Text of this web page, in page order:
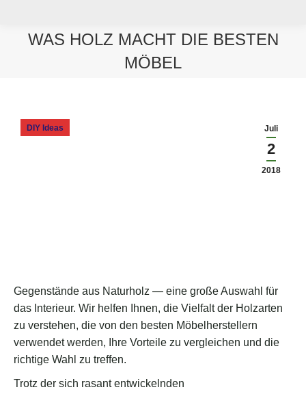
WAS HOLZ MACHT DIE BESTEN
MÖBEL
Juli
2
2018
DIY Ideas
Gegenstände aus Naturholz — eine große Auswahl für
das Interieur. Wir helfen Ihnen, die Vielfalt der Holzarten
zu verstehen, die von den besten Möbelherstellern
verwendet werden, Ihre Vorteile zu vergleichen und die
richtige Wahl zu treffen.
Trotz der sich rasant entwickelnden